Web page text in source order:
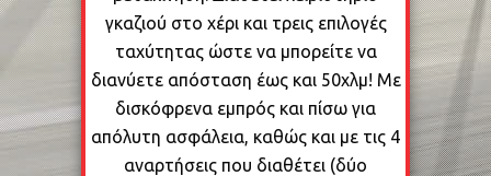
γκαζιού στο χέρι και τρεις επιλογές
ταχύτητας ώστε να μπορείτε να
διανύετε απόσταση έως και 50χλμ! Με
δισκόφρενα εμπρός και πίσω για
απόλυτη ασφάλεια, καθώς και με τις 4
αναρτήσεις που διαθέτει (δύο